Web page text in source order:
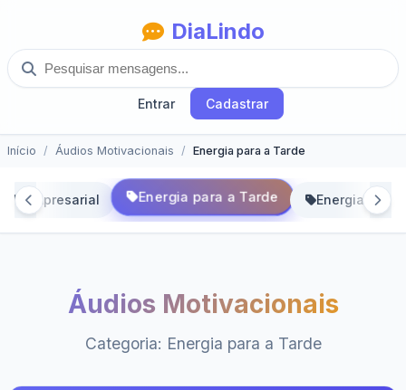
DiaLindo
Entrar Cadastrar
Início Áudios Motivacionais Energia para a Tarde
Empresarial Energia para a Tarde Energia
Áudios Motivacionais
Categoria: Energia para a Tarde